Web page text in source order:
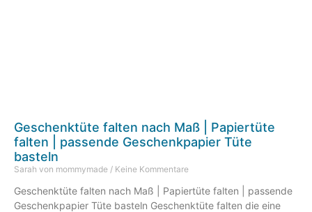
Geschenktüte falten nach Maß | Papiertüte
falten | passende Geschenkpapier Tüte
basteln
Sarah von mommymade Keine Kommentare
Geschenktüte falten nach Maß | Papiertüte falten | passende
Geschenkpapier Tüte basteln Geschenktüte falten die eine